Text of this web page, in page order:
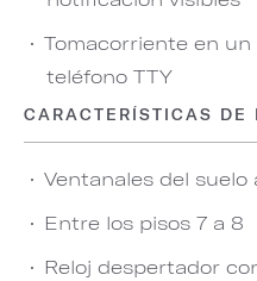
Tomacorriente en un
teléfono TTY
CARACTERÍSTICAS DE
Ventanales del suelo
Entre los pisos 7 a 8
Reloj despertador